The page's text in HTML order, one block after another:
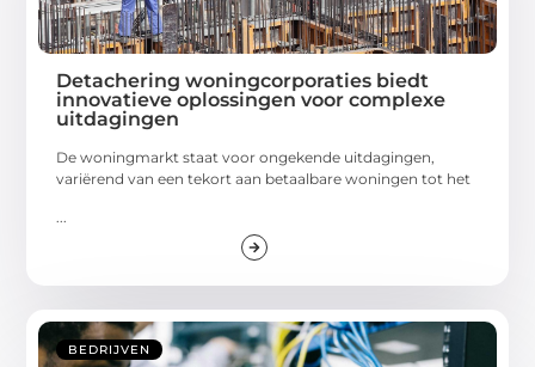
Detachering woningcorporaties biedt
innovatieve oplossingen voor complexe
uitdagingen
De woningmarkt staat voor ongekende uitdagingen,
variërend van een tekort aan betaalbare woningen tot het
...
BEDRIJVEN